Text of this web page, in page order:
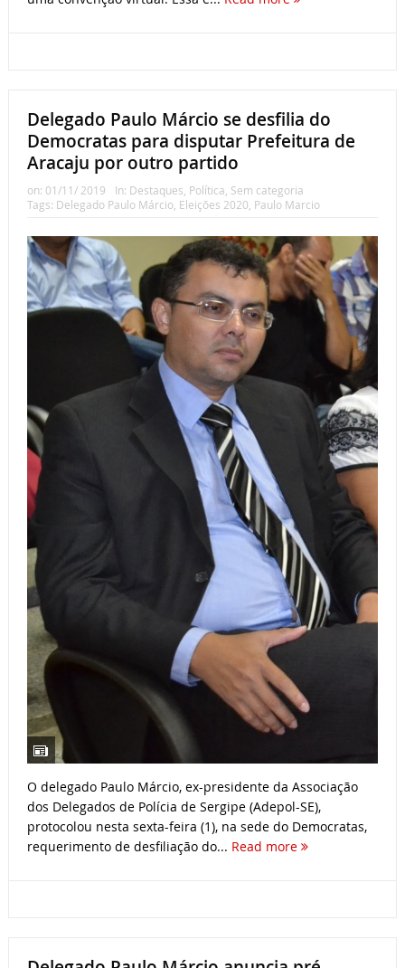
Delegado Paulo Márcio se desfilia do
Democratas para disputar Prefeitura de
Aracaju por outro partido
on: 01/11/ 2019 In: Destaques, Política, Sem categoria
Tags: Delegado Paulo Márcio, Eleições 2020, Paulo Marcio
O delegado Paulo Márcio, ex-presidente da Associação
dos Delegados de Polícia de Sergipe (Adepol-SE),
protocolou nesta sexta-feira (1), na sede do Democratas,
requerimento de desfiliação do... Read more